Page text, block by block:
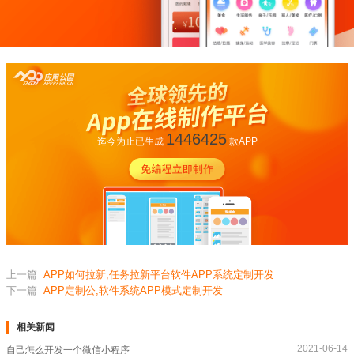
迄今为止已生成 1446425款APP
上一篇 APP如何拉新,任务拉新平台软件APP系统定制开发
下一篇 APP定制公,软件系统APP模式定制开发
相关新闻
自己怎么开发一个微信小程序 2021-06-14